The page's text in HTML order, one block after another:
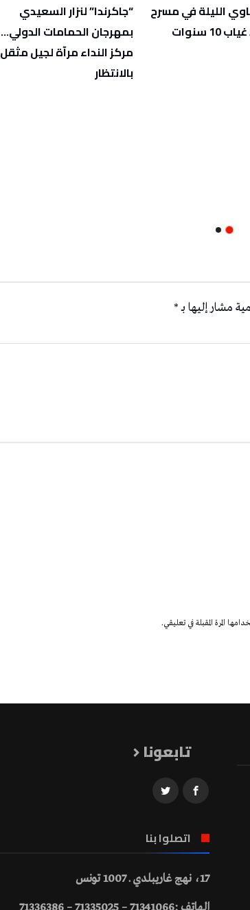
الليلة في مسرح
سنوات
“جاكرندا” لنزار السعيدي
بمهرجان الحمامات الدولي…
مركز النداء مرآة لجيل مثقل
بالانتظار
مشار إليها بـ*
المرة المقبلة في تعليقي.
تابعونا
اتصلوا بنا
17، نهج غاريبلدي ـ 1007 تونس